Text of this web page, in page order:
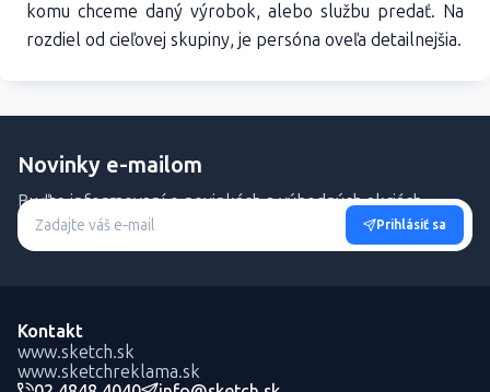
komu chceme daný výrobok, alebo službu predať. Na
rozdiel od cieľovej skupiny, je persóna oveľa detailnejšia.
Novinky e-mailom
Buďte informovaní o novinkách a výhodných akciách.
Prihlásiť sa
Kontakt
www.sketch.sk
www.sketchreklama.sk